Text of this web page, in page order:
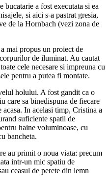
bucatarie a fost executata si ea
si aici s-a pastrat gresia,
de la Hornbach (vezi zona de
mai propus un proiect de
de iluminat. Au cautat
cele necesare si impreuna cu
pentru a putea fi montate.
holului. A fost gandit ca o
care sa binedispuna de fiecare
In acelasi timp, Cristina a
suficiente spatii de
haine voluminoase, cu
bancheta.
au primit o noua viata: precum
intr-un mic spatiu de
ceasul de perete din lemn